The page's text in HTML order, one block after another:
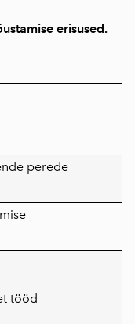
erisused.
perede
tööd